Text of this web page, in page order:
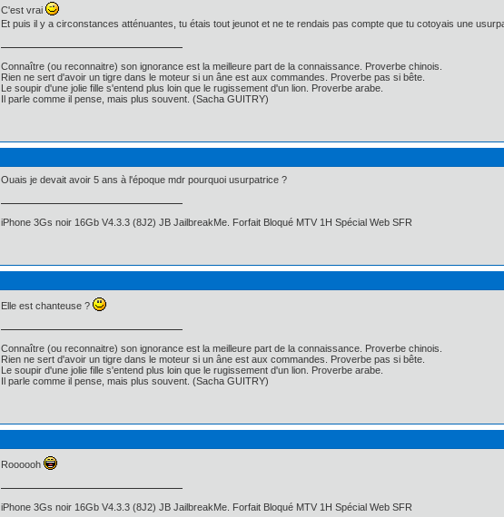
C'est vrai
Et puis il y a circonstances atténuantes, tu étais tout jeunot et ne te rendais pas compte que tu cotoyais une
Connaître (ou reconnaitre) son ignorance est la meilleure part de la connaissance. Proverbe chinois.
Rien ne sert d'avoir un tigre dans le moteur si un âne est aux commandes. Proverbe pas si bête.
Le soupir d'une jolie fille s'entend plus loin que le rugissement d'un lion. Proverbe arabe.
Il parle comme il pense, mais plus souvent. (Sacha GUITRY)
Ouais je devait avoir 5 ans à l'époque mdr pourquoi usurpatrice ?
iPhone 3Gs noir 16Gb V4.3.3 (8J2) JB JailbreakMe. Forfait Bloqué MTV 1H Spécial Web SFR
Elle est chanteuse ?
Connaître (ou reconnaitre) son ignorance est la meilleure part de la connaissance. Proverbe chinois.
Rien ne sert d'avoir un tigre dans le moteur si un âne est aux commandes. Proverbe pas si bête.
Le soupir d'une jolie fille s'entend plus loin que le rugissement d'un lion. Proverbe arabe.
Il parle comme il pense, mais plus souvent. (Sacha GUITRY)
Roooooh
iPhone 3Gs noir 16Gb V4.3.3 (8J2) JB JailbreakMe. Forfait Bloqué MTV 1H Spécial Web SFR